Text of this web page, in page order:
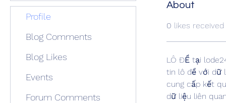
About
0 likes received
LÔ ĐỀ tại
tin lô đề với dữ
cung cấp kết
dữ liệu liên
Profile
Blog Comments
Blog Likes
Events
Forum Comments